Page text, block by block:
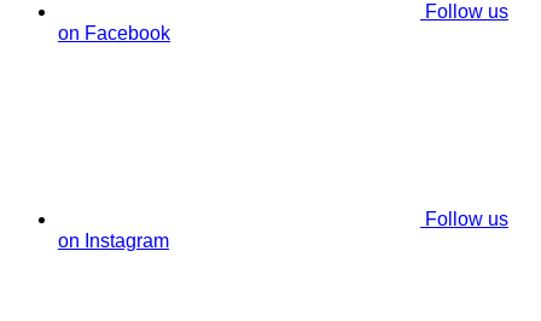
Follow us
on Facebook
Follow us
on Instagram